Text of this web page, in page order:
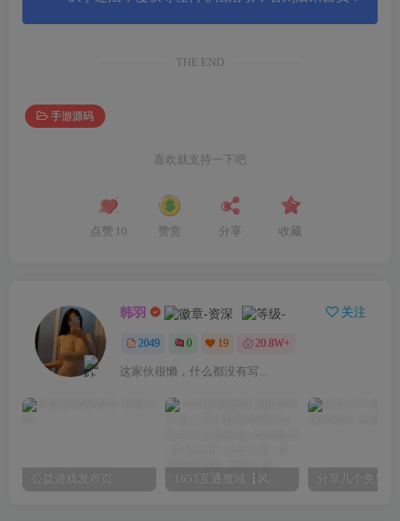
THE END
手游源码
喜欢就支持一下吧
点赞 10 赞赏 分享 收藏
韩羽 关注
2049 0 19 20.8W+
这家伙很懒，什么都没有写...
公益游戏发布页